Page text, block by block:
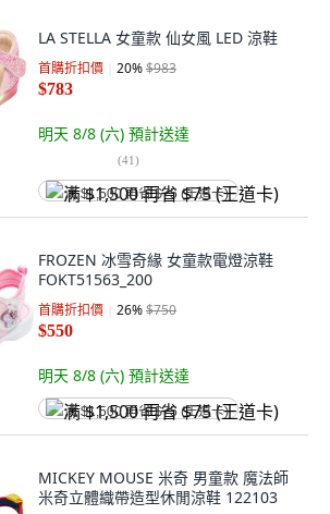
LA STELLA 女童款 仙女風 LED 涼鞋
首購折扣價 20%$983
$783
明天 8/8 (六) 預計送達
(41)
满 $1,500 再省 $75 (王道卡)
FROZEN 冰雪奇緣 女童款電燈涼鞋
FOKT51563_200
首購折扣價 26%$750
$550
明天 8/8 (六) 預計送達
满 $1,500 再省 $75 (王道卡)
MICKEY MOUSE 米奇 男童款 魔法師
米奇立體織帶造型休閒涼鞋 122103